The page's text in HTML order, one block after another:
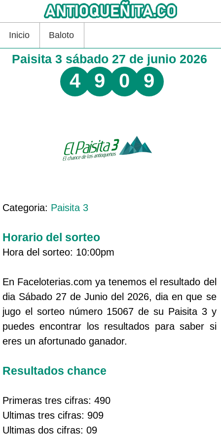
Inicio Baloto
Paisita 3 sábado 27 de junio 2026
4 9 0 9
Categoria: Paisita 3
Horario del sorteo
Hora del sorteo: 10:00pm
En Faceloterias.com ya tenemos el resultado del
dia Sábado 27 de Junio del 2026, dia en que se
jugo el sorteo número 15067 de su Paisita 3 y
puedes encontrar los resultados para saber si
eres un afortunado ganador.
Resultados chance
Primeras tres cifras: 490
Ultimas tres cifras: 909
Ultimas dos cifras: 09